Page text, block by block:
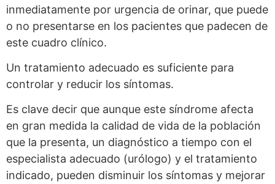
inmediatamente por urgencia de orinar, que puede
o no presentarse en los pacientes que padecen de
este cuadro clínico.
Un tratamiento adecuado es suficiente para
controlar y reducir los síntomas.
Es clave decir que aunque este síndrome afecta
en gran medida la calidad de vida de la población
que la presenta, un diagnóstico a tiempo con el
especialista adecuado (urólogo) y el tratamiento
indicado, pueden disminuir los síntomas y mejorar